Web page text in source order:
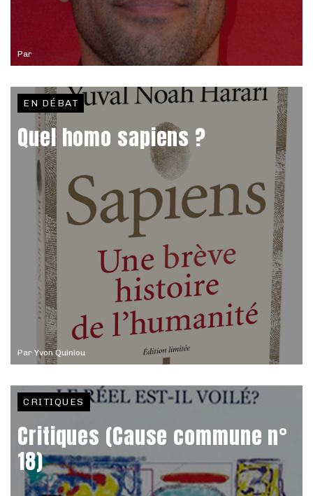
Par
Par Yvon Quiniou
EN DÉBAT
Quel homo sapiens ?
CRITIQUES
Critiques (Cause commune n°
18)